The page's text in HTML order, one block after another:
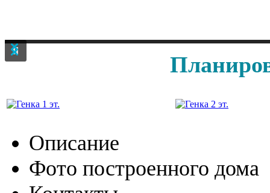
Описание
Фото построенного дома